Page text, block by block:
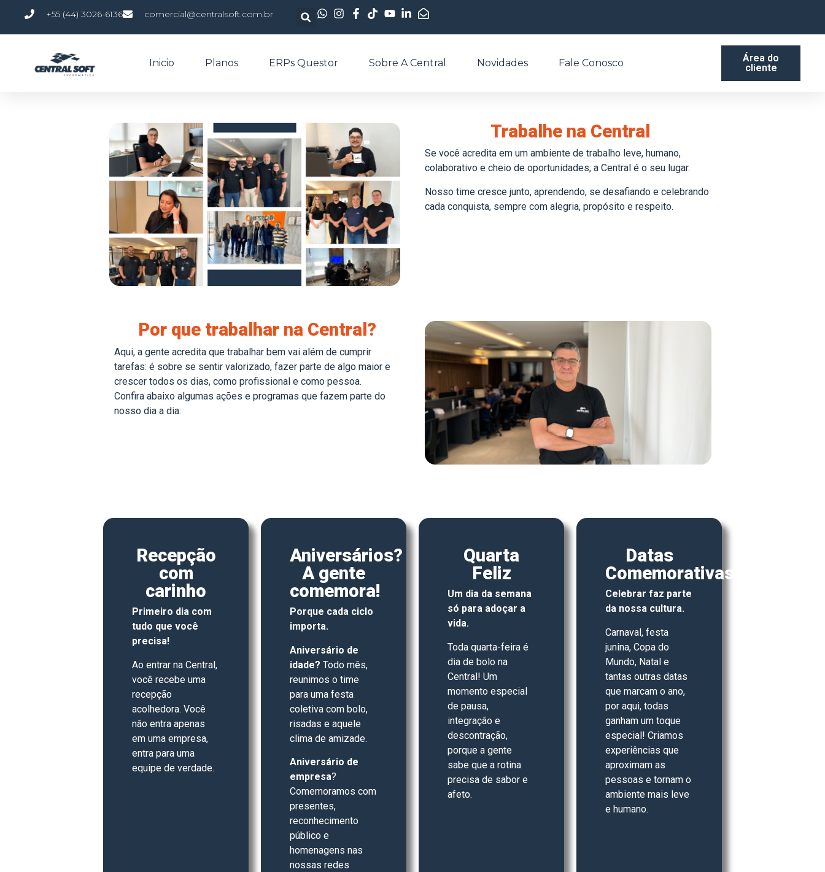
+55 (44) 3026-6136 comercial@centralsoft.com.br
Inicio Planos ERPs Questor Sobre A Central Novidades Fale Conosco
Área do
cliente
Trabalhe na Central
Se você acredita em um ambiente de trabalho leve, humano,
colaborativo e cheio de oportunidades, a Central é o seu lugar.
Nosso time cresce junto, aprendendo, se desafiando e celebrando
cada conquista, sempre com alegria, propósito e respeito.
Por que trabalhar na Central?
Aqui, a gente acredita que trabalhar bem vai além de cumprir
tarefas: é sobre se sentir valorizado, fazer parte de algo maior e
crescer todos os dias, como profissional e como pessoa.
Confira abaixo algumas ações e programas que fazem parte do
nosso dia a dia:
Recepção
com
carinho
Primeiro dia com
tudo que você
precisa!
Ao entrar na Central,
você recebe uma
recepção
acolhedora. Você
não entra apenas
em uma empresa,
entra para uma
equipe de verdade.
Aniversários?
A gente
comemora!
Porque cada ciclo
importa.
Aniversário de
idade? Todo mês,
reunimos o time
para uma festa
coletiva com bolo,
risadas e aquele
clima de amizade.
Aniversário de
empresa?
Comemoramos com
presentes,
reconhecimento
público e
homenagens nas
nossas redes
Quarta
Feliz
Um dia da semana
só para adoçar a
vida.
Toda quarta-feira é
dia de bolo na
Central! Um
momento especial
de pausa,
integração e
descontração,
porque a gente
sabe que a rotina
precisa de sabor e
afeto.
Datas
Comemorativas
Celebrar faz parte
da nossa cultura.
Carnaval, festa
junina, Copa do
Mundo, Natal e
tantas outras datas
que marcam o ano,
por aqui, todas
ganham um toque
especial! Criamos
experiências que
aproximam as
pessoas e tornam o
ambiente mais leve
e humano.